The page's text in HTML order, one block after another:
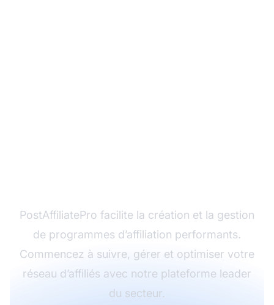
PostAffiliatePro facilite la création et la gestion
de programmes d’affiliation performants.
Commencez à suivre, gérer et optimiser votre
réseau d’affiliés avec notre plateforme leader
du secteur.